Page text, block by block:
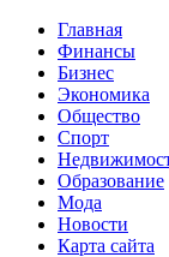
Главная
Финансы
Бизнес
Экономика
Общество
Спорт
Образование
Мода
Новости
Карта сайта